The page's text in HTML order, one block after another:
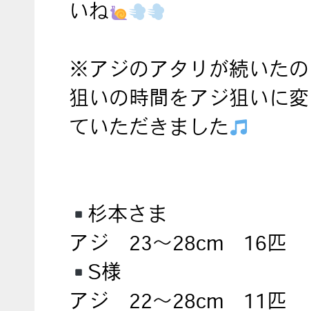
いね
※アジのアタリが続いた
狙いの時間をアジ狙いに
ていただきました
杉本さま
アジ 23～28cm 16匹
S様
アジ 22～28cm 11匹